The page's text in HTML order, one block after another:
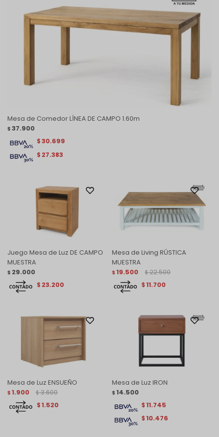
Mesa de Comedor LÍNEA DE CAMPO 1.60m
$ 37.900
$ 27.383
$30.699
Juego Mesa de Luz DE CAMPO
MUESTRA
$ 29.000
$ 23.200
Mesa de Living RÚSTICA
MUESTRA
$ 19.500 $ 22.500
$11.700
Mesa de Luz ENSUEÑO
$ 1.900 $ 3.600
$1.520
Mesa de Luz IRON
$ 14.500
$10.476
$11.745